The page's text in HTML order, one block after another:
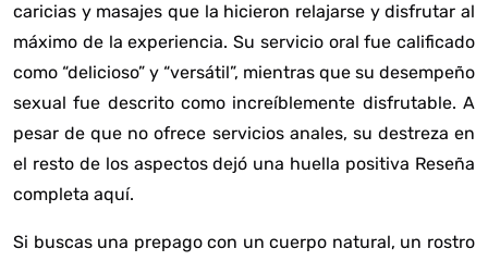
caricias y masajes que la hicieron relajarse y disfrutar al
máximo de la experiencia. Su servicio oral fue calificado
como “delicioso” y “versátil”, mientras que su desempeño
sexual fue descrito como increíblemente disfrutable. A
pesar de que no ofrece servicios anales, su destreza en
el resto de los aspectos dejó una huella positiva Reseña
completa aquí.
Si buscas una prepago con un cuerpo natural, un rostro